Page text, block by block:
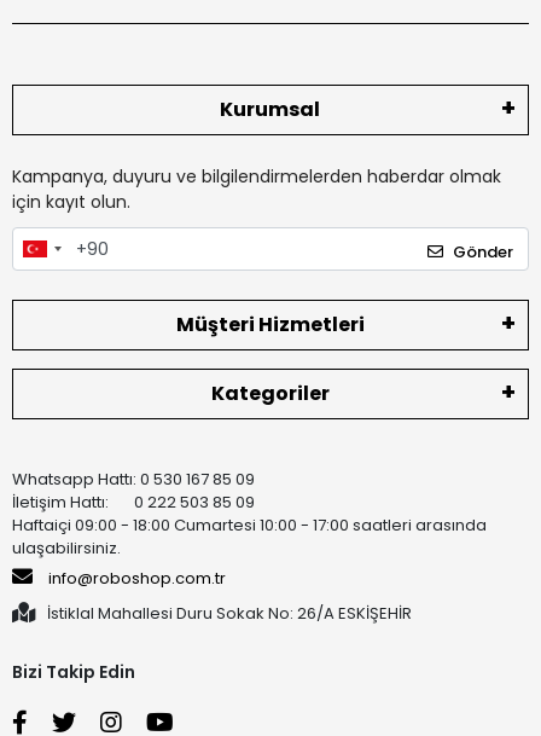
Kurumsal
Kampanya, duyuru ve bilgilendirmelerden haberdar olmak
için kayıt olun.
Gönder
Müşteri Hizmetleri
Kategoriler
Whatsapp Hattı: 0 530 167 85 09
İletişim Hattı: 0 222 503 85 09
Haftaiçi 09:00 - 18:00 Cumartesi 10:00 - 17:00 saatleri arasında
ulaşabilirsiniz.
info@roboshop.com.tr
İstiklal Mahallesi Duru Sokak No: 26/A ESKİŞEHİR
Bizi Takip Edin